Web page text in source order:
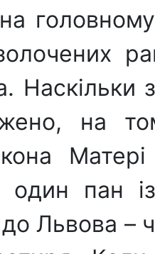
на
один пан
Львова –